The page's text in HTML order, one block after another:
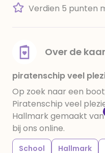
Verdien 5 punten
Over de
piratenschip veel
Op zoek naar een
Piratenschip veel
Hallmark gemaakt
bij ons online.
School Hallmark